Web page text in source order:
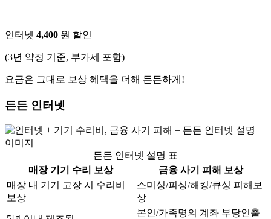
인터넷 4,400 원 할인
(3년 약정 기준, 부가세 포함)
요금은 그대로 보상 혜택을 더해 든든하게!
든든 인터넷
든든 인터넷 설명 표
매장 기기 수리 보상
금융 사기 피해 보상
매장 내 기기 고장 시 수리비
보상
스미싱/피싱/해킹/큐싱 피해보
상
본인/가족명의 계좌 부당인출